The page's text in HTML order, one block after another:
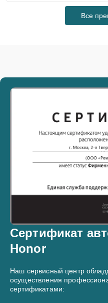
Все
Сертификат
Honor
Наш сервисный центр
осуществления
сертификатами: